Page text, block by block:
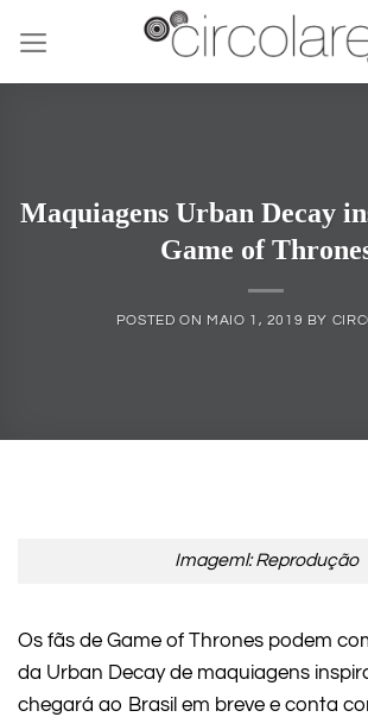
content
Maquiagens Urban Decay
Game of
POSTED ON MAIO 1, 2019 BY
Imageml: Reprodução
Os fãs de Game of Thrones podem
da Urban Decay de maquiagens
chegará ao Brasil em breve e conta